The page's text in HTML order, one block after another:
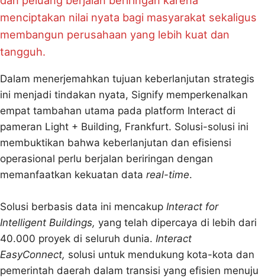
menciptakan nilai nyata bagi masyarakat sekaligus
membangun perusahaan yang lebih kuat dan
tangguh.
Dalam menerjemahkan tujuan keberlanjutan strategis
ini menjadi tindakan nyata, Signify memperkenalkan
empat tambahan utama pada platform Interact di
pameran Light + Building, Frankfurt. Solusi-solusi ini
membuktikan bahwa keberlanjutan dan efisiensi
operasional perlu berjalan beriringan dengan
memanfaatkan kekuatan data real-time.
Solusi berbasis data ini mencakup Interact for
Intelligent Buildings, yang telah dipercaya di lebih dari
40.000 proyek di seluruh dunia. Interact
EasyConnect, solusi untuk mendukung kota-kota dan
pemerintah daerah dalam transisi yang efisien menuju